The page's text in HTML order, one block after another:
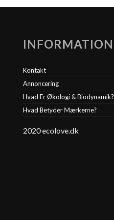
INFORMATION
Kontakt
Annoncering
Hvad Er Økologi & Biodynamik?
Hvad Betyder Mærkerne?
2020 ecolove.dk